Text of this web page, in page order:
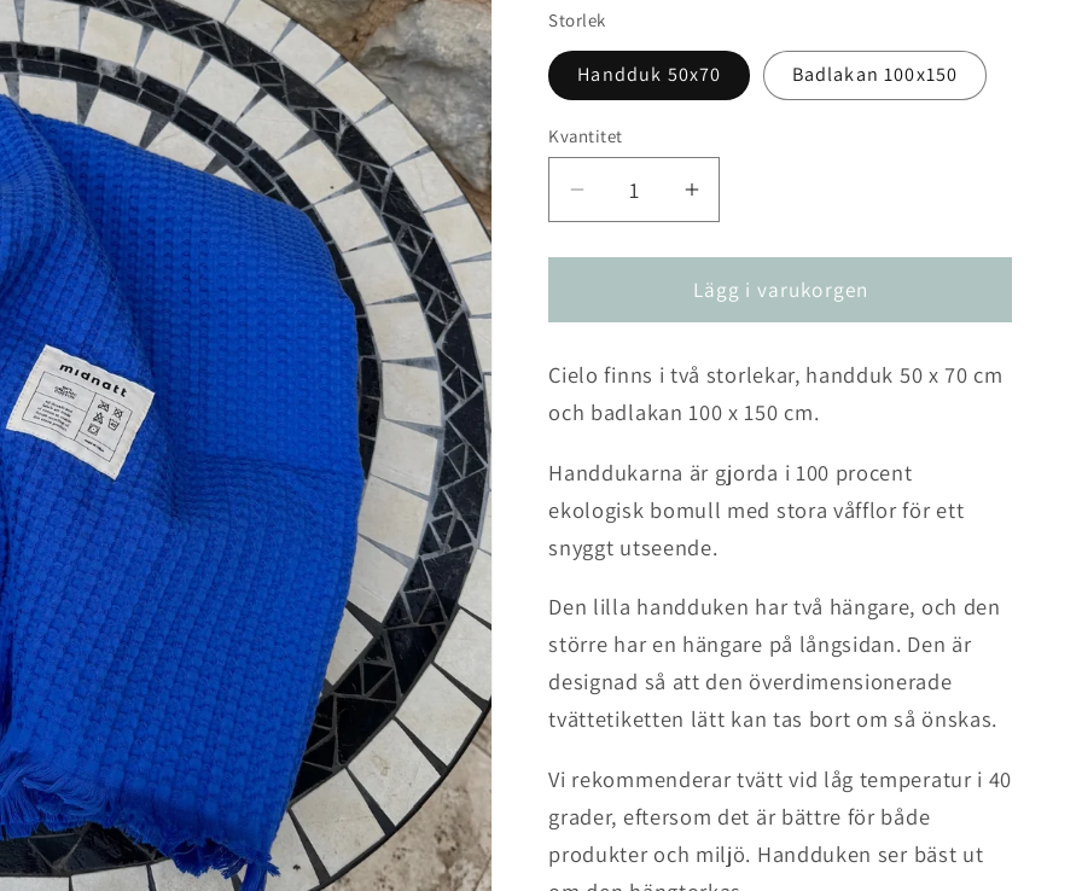
Storlek
Handduk 50x70 Badlakan 100x150
Kvantitet
Kvantitet
Minska
kvantitet
för
Handduk
Öka
kvantitet
för
Våfflad
Handduk
Lägg i varukorgen
Cielo finns i två storlekar, handduk 50 x 70 cm
och badlakan 100 x 150 cm.
Handdukarna är gjorda i 100 procent
ekologisk bomull med stora våfflor för ett
snyggt utseende.
Den lilla handduken har två hängare, och den
större har en hängare på långsidan. Den är
designad så att den överdimensionerade
tvättetiketten lätt kan tas bort om så önskas.
Vi rekommenderar tvätt vid låg temperatur i 40
grader, eftersom det är bättre för både
produkter och miljö. Handduken ser bäst ut